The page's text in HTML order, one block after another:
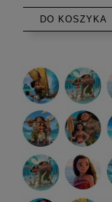
DO KOSZYKA